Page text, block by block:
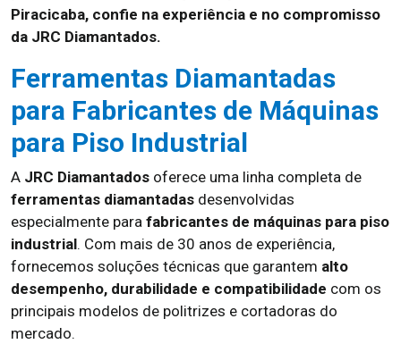
Piracicaba, confie na experiência e no compromisso
da JRC Diamantados.
Ferramentas Diamantadas
para Fabricantes de Máquinas
para Piso Industrial
A JRC Diamantados oferece uma linha completa de
ferramentas diamantadas desenvolvidas
especialmente para fabricantes de máquinas para piso
industrial. Com mais de 30 anos de experiência,
fornecemos soluções técnicas que garantem alto
desempenho, durabilidade e compatibilidade com os
principais modelos de politrizes e cortadoras do
mercado.